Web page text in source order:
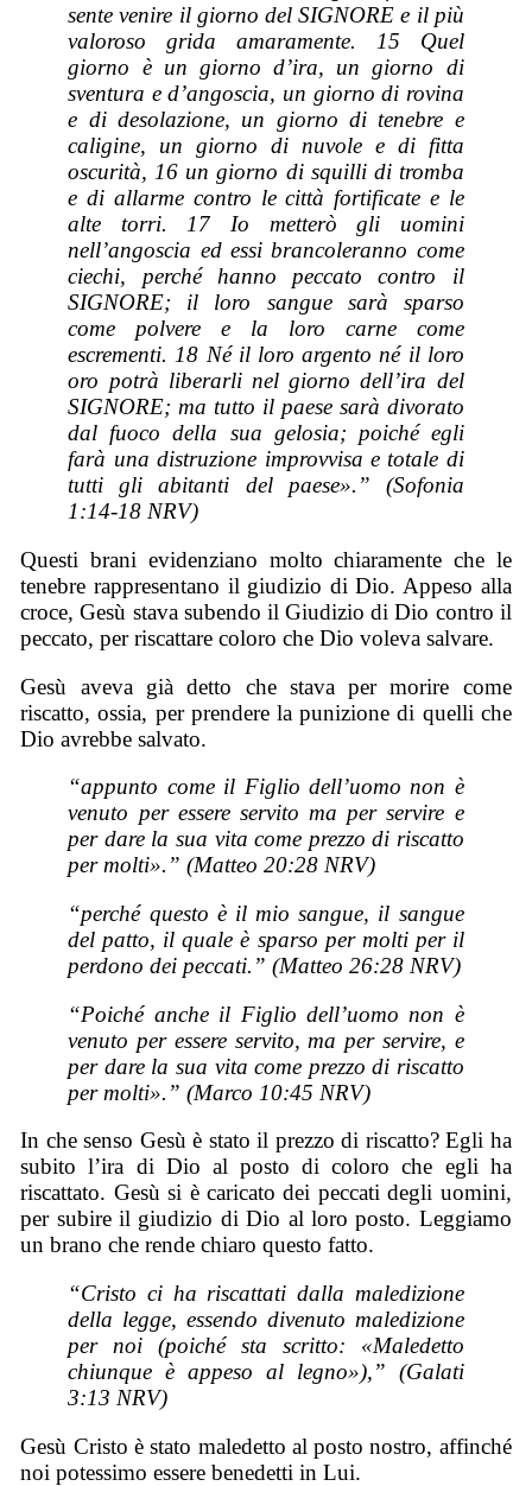
sente venire il giorno del SIGNORE e il più
valoroso grida amaramente. 15 Quel
giorno è un giorno d’ira, un giorno di
sventura e d’angoscia, un giorno di rovina
e di desolazione, un giorno di tenebre e
caligine, un giorno di nuvole e di fitta
oscurità, 16 un giorno di squilli di tromba
e di allarme contro le città fortificate e le
alte torri. 17 Io metterò gli uomini
nell’angoscia ed essi brancoleranno come
ciechi, perché hanno peccato contro il
SIGNORE; il loro sangue sarà sparso
come polvere e la loro carne come
escrementi. 18 Né il loro argento né il loro
oro potrà liberarli nel giorno dell’ira del
SIGNORE; ma tutto il paese sarà divorato
dal fuoco della sua gelosia; poiché egli
farà una distruzione improvvisa e totale di
tutti gli abitanti del paese».” (Sofonia
1:14-18 NRV)
Questi brani evidenziano molto chiaramente che le
tenebre rappresentano il giudizio di Dio. Appeso alla
croce, Gesù stava subendo il Giudizio di Dio contro il
peccato, per riscattare coloro che Dio voleva salvare.
Gesù aveva già detto che stava per morire come
riscatto, ossia, per prendere la punizione di quelli che
Dio avrebbe salvato.
“appunto come il Figlio dell’uomo non è
venuto per essere servito ma per servire e
per dare la sua vita come prezzo di riscatto
per molti».” (Matteo 20:28 NRV)
“perché questo è il mio sangue, il sangue
del patto, il quale è sparso per molti per il
perdono dei peccati.” (Matteo 26:28 NRV)
“Poiché anche il Figlio dell’uomo non è
venuto per essere servito, ma per servire, e
per dare la sua vita come prezzo di riscatto
per molti».” (Marco 10:45 NRV)
In che senso Gesù è stato il prezzo di riscatto? Egli ha
subito l’ira di Dio al posto di coloro che egli ha
riscattato. Gesù si è caricato dei peccati degli uomini,
per subire il giudizio di Dio al loro posto. Leggiamo
un brano che rende chiaro questo fatto.
“Cristo ci ha riscattati dalla maledizione
della legge, essendo divenuto maledizione
per noi (poiché sta scritto: «Maledetto
chiunque è appeso al legno»),” (Galati
3:13 NRV)
Gesù Cristo è stato maledetto al posto nostro, affinché
noi potessimo essere benedetti in Lui.